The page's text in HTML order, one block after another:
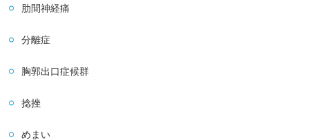
肋間神経痛
分離症
胸郭出口症候群
捻挫
めまい